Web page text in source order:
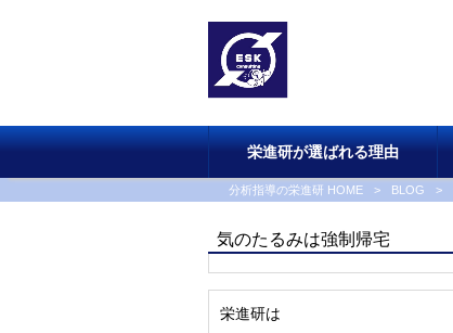
栄進研が選ばれる理由
分析指導の栄進研 HOME > BLOG >
気のたるみは強制帰宅
栄進研は